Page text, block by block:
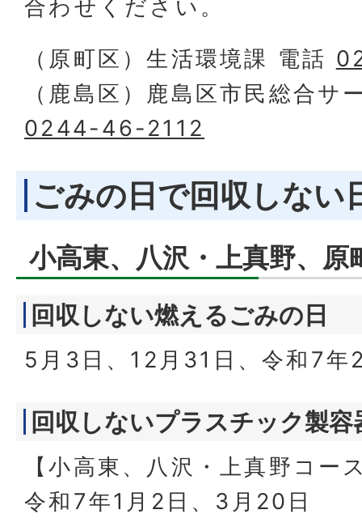
合わせください。
（原町区）生活環境課 電話
（鹿島区）鹿島区市民総合サ
0244-46-2112
ごみの日で回収しない
小高東、八沢・上真野、原
回収しない燃えるごみの日
5月3日、12月31日、令和7年
回収しないプラスチック製容
【小高東、八沢・上真野コー
令和7年1月2日、3月20日